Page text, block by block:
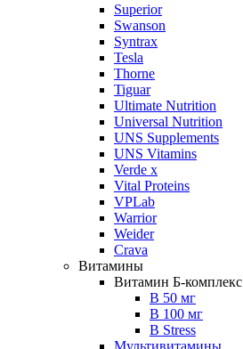
Superior
Swanson
Syntrax
Tesla
Thorne
Tiguar
Ultimate Nutrition
Universal Nutrition
UNS Supplements
UNS Vitamins
Verde x
Vital Proteins
VPLab
Warrior
Weider
Crava
Витамины
Витамин Б-комплекс
В 50 мг
В 100 мг
B Stress
Мультивитамины